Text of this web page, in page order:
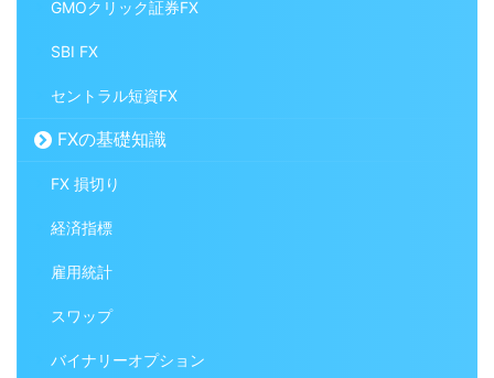
GMOクリック証券FX
SBI FX
セントラル短資FX
FXの基礎知識
FX 損切り
経済指標
雇用統計
スワップ
バイナリーオプション